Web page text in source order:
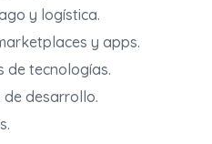
y logística.
y apps.
de tecnologías.
de desarrollo.